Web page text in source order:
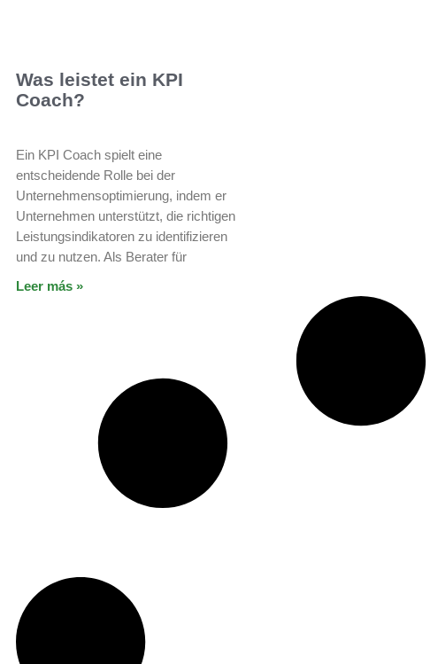
Was leistet ein KPI
Coach?
Ein KPI Coach spielt eine
entscheidende Rolle bei der
Unternehmensoptimierung, indem er
Unternehmen unterstützt, die richtigen
Leistungsindikatoren zu identifizieren
und zu nutzen. Als Berater für
Leer más »